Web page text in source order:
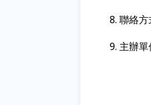
8. 聯絡
9. 主辦